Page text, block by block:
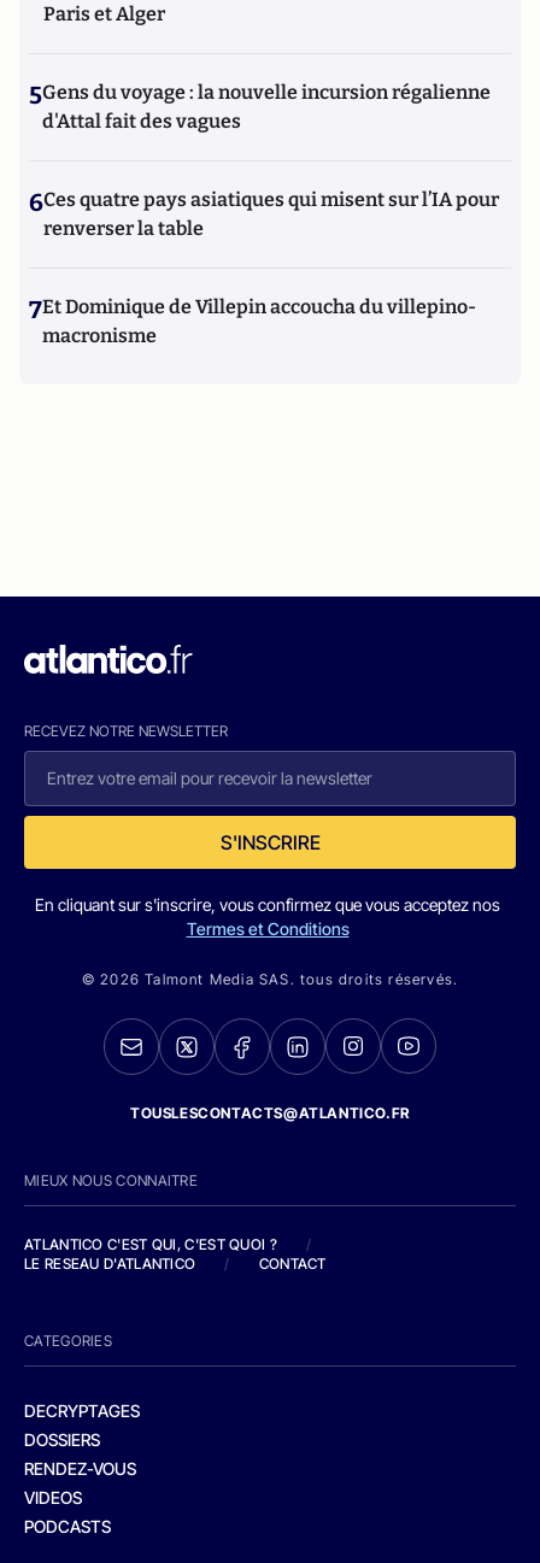
Paris et Alger
5Gens du voyage : la nouvelle incursion régalienne
d'Attal fait des vagues
6Ces quatre pays asiatiques qui misent sur l’IA pour
renverser la table
7Et Dominique de Villepin accoucha du villepino-
macronisme
RECEVEZ NOTRE NEWSLETTER
S'INSCRIRE
En cliquant sur s'inscrire, vous confirmez que vous acceptez nos
Termes et Conditions
© 2026 Talmont Media SAS. tous droits réservés.
TOUSLESCONTACTS@ATLANTICO.FR
MIEUX NOUS CONNAITRE
ATLANTICO C'EST QUI, C'EST QUOI ?
/
LE RESEAU D'ATLANTICO
/ CONTACT
CATEGORIES
DECRYPTAGES
DOSSIERS
RENDEZ-VOUS
VIDEOS
PODCASTS